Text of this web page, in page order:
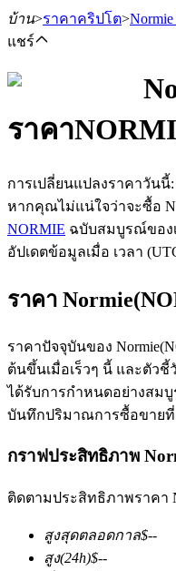
ฟิวเจอร์ส
ฟิวเจอร์สที่ใช้
ฟิวเจอร์ส COIN-M
บ้าน>ราคาคริปโต>Normie
แชร์
ราคา
การเปลี่ยนแปลงราคาวันนี้:
หากคุณไม่แน่ใจว่าจะซื้อ
NORMIE ฉบับสมบูรณ์ของ
อัปเดตข้อมูลเมื่อ เวลา
ราคา
ราคาปัจจุบันของ
ต้นขึ้นเมื่อเร็วๆ นี้ และตัวชี้
ได้รับการกำหนดอย่างสม
บันทึกปริมาณการซื้อขายที่
กราฟประสิทธิภาพ
ติดตามประสิทธิภาพราคา
สูงสุดตลอดกาล$--
สูง(24h)$--